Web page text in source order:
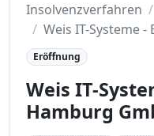
Insolvenzverfahren
Weis IT-Systeme
Eröffnung
Weis IT-
Hamburg